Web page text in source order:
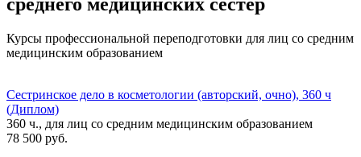
Курсы профессиональной переподготовки для лиц со средним
медицинским образованием
Сестринское дело в косметологии (авторский, очно), 360 ч
(Диплом)
360 ч., для лиц со средним медицинским образованием
78 500 руб.